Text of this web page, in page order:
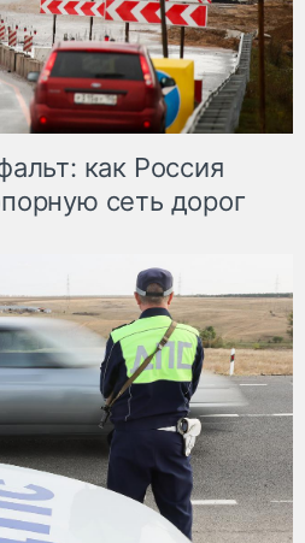
как Россия
сеть дорог